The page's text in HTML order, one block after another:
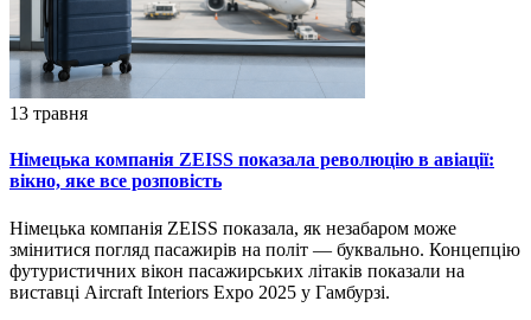
13 травня
Німецька компанія ZEISS показала революцію в авіації:
вікно, яке все розповість
Німецька компанія ZEISS показала, як незабаром може
змінитися погляд пасажирів на політ — буквально. Концепцію
футуристичних вікон пасажирських літаків показали на
виставці Aircraft Interiors Expo 2025 у Гамбурзі.